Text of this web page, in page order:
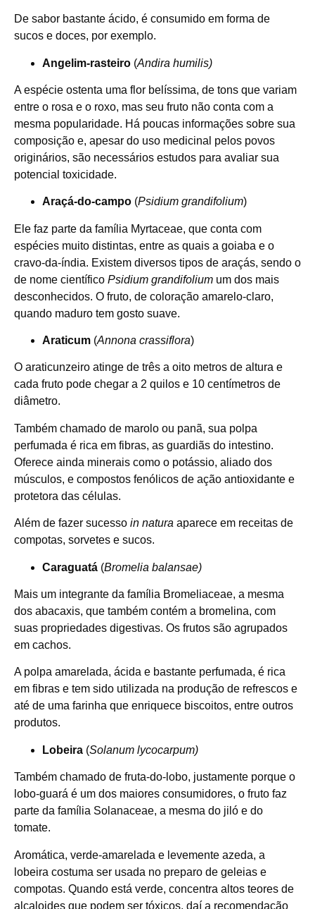
De sabor bastante ácido, é consumido em forma de
sucos e doces, por exemplo.
Angelim-rasteiro (Andira humilis)
A espécie ostenta uma flor belíssima, de tons que variam
entre o rosa e o roxo, mas seu fruto não conta com a
mesma popularidade. Há poucas informações sobre sua
composição e, apesar do uso medicinal pelos povos
originários, são necessários estudos para avaliar sua
potencial toxicidade.
Araçá-do-campo (Psidium grandifolium)
Ele faz parte da família Myrtaceae, que conta com
espécies muito distintas, entre as quais a goiaba e o
cravo-da-índia. Existem diversos tipos de araçás, sendo o
de nome científico Psidium grandifolium um dos mais
desconhecidos. O fruto, de coloração amarelo-claro,
quando maduro tem gosto suave.
Araticum (Annona crassiflora)
O araticunzeiro atinge de três a oito metros de altura e
cada fruto pode chegar a 2 quilos e 10 centímetros de
diâmetro.
Também chamado de marolo ou panã, sua polpa
perfumada é rica em fibras, as guardiãs do intestino.
Oferece ainda minerais como o potássio, aliado dos
músculos, e compostos fenólicos de ação antioxidante e
protetora das células.
Além de fazer sucesso in natura aparece em receitas de
compotas, sorvetes e sucos.
Caraguatá (Bromelia balansae)
Mais um integrante da família Bromeliaceae, a mesma
dos abacaxis, que também contém a bromelina, com
suas propriedades digestivas. Os frutos são agrupados
em cachos.
A polpa amarelada, ácida e bastante perfumada, é rica
em fibras e tem sido utilizada na produção de refrescos e
até de uma farinha que enriquece biscoitos, entre outros
produtos.
Lobeira (Solanum lycocarpum)
Também chamado de fruta-do-lobo, justamente porque o
lobo-guará é um dos maiores consumidores, o fruto faz
parte da família Solanaceae, a mesma do jiló e do
tomate.
Aromática, verde-amarelada e levemente azeda, a
lobeira costuma ser usada no preparo de geleias e
compotas. Quando está verde, concentra altos teores de
alcaloides que podem ser tóxicos, daí a recomendação